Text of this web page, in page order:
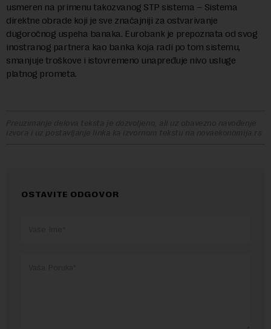
usmeren na primenu takozvanog STP sistema – Sistema
direktne obrade koji je sve značajniji za ostvarivanje
dugoročnog uspeha banaka. Eurobank je prepoznata od svog
inostranog partnera kao banka koja radi po tom sistemu,
smanjuje troškove i istovremeno unapređuje nivo usluge
platnog prometa.
Preuzimanje delova teksta je dozvoljeno, ali uz obavezno navođenje
izvora i uz postavljanje linka ka izvornom tekstu na novaekonomija.rs
OSTAVITE ODGOVOR